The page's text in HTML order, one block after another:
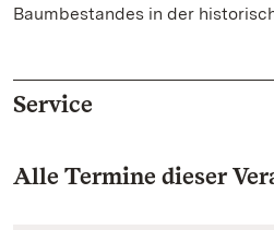
Baumbestandes in der
Service
Alle Termine dieser